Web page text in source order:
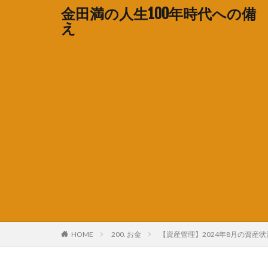
金田満の人生100年時代への備
え
HOME 200. お金 【資産管理】2024年8月の資産